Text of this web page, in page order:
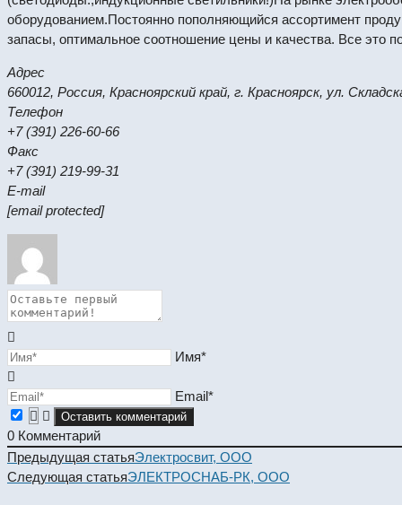
оборудованием.Постоянно пополняющийся ассортимент
запасы, оптимальное соотношение цены и качества. Все это
Адрес
660012, Россия, Красноярский край, г. Красноярск, ул.
Телефон
+7 (391) 226-60-66
Факс
+7 (391) 219-99-31
E-mail
[email protected]
Имя*
Email*
0 Комментарий
Read
more
Предыдущая статьяЭлектросвит, ООО
Следующая статьяЭЛЕКТРОСНАБ-РК, ООО